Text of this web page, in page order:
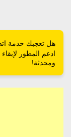
هل تعجبك خدمة
ادعم المطور
ومحدثة!